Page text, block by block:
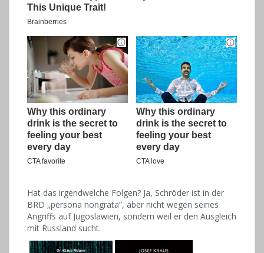
Hat das irgendwelche Folgen? Ja, Schröder ist in der
BRD „persona nongrata“, aber nicht wegen seines
Angriffs auf Jugoslawien, sondern weil er den Ausgleich
mit Russland sucht.